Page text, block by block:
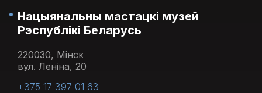
Нацыянальны мастацкі музей
Рэспублікі Беларусь
220030, Мінск
вул. Леніна, 20
+375 17 397 01 63